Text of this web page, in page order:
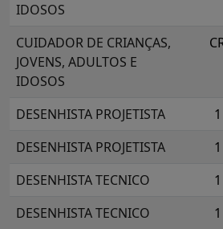
IDOSOS
CUIDADOR DE CRIANÇAS,
JOVENS, ADULTOS E
IDOSOS
DESENHISTA PROJETISTA 1
DESENHISTA PROJETISTA
1
DESENHISTA TECNICO
1
DESENHISTA TECNICO
1